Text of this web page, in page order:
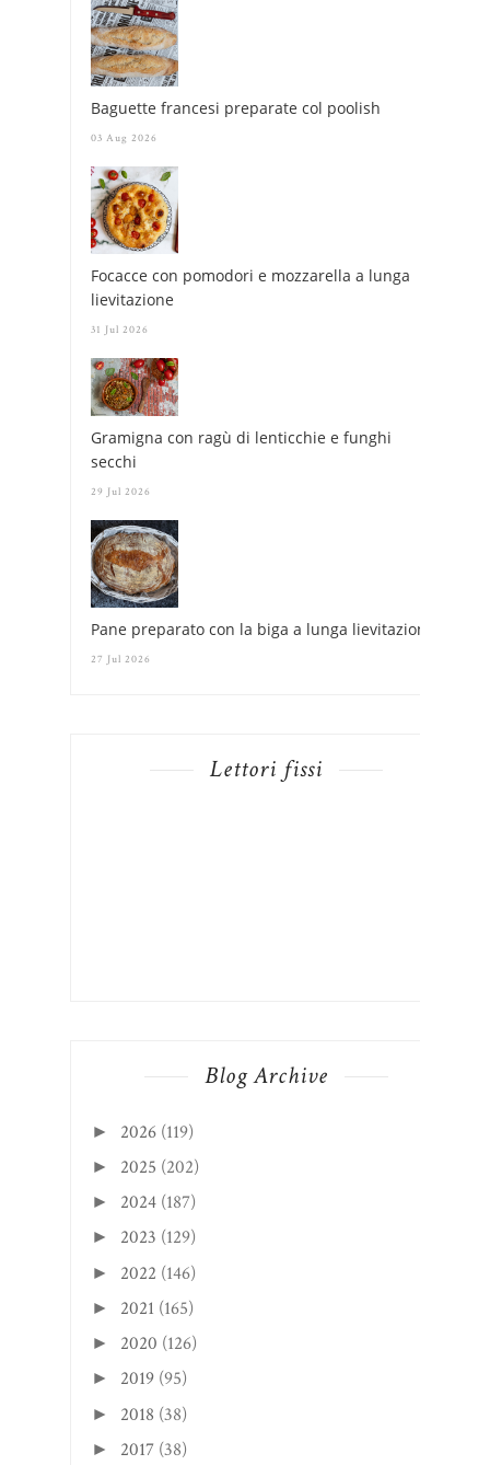
Baguette francesi preparate col poolish
03 Aug 2026
Focacce con pomodori e mozzarella a lunga
lievitazione
31 Jul 2026
Gramigna con ragù di lenticchie e funghi
secchi
29 Jul 2026
Pane preparato con la biga a lunga lievitazione
27 Jul 2026
Lettori fissi
Blog Archive
► 2026 (119)
► 2025 (202)
► 2024 (187)
► 2023 (129)
► 2022 (146)
► 2021 (165)
► 2020 (126)
► 2019 (95)
► 2018 (38)
► 2017 (38)